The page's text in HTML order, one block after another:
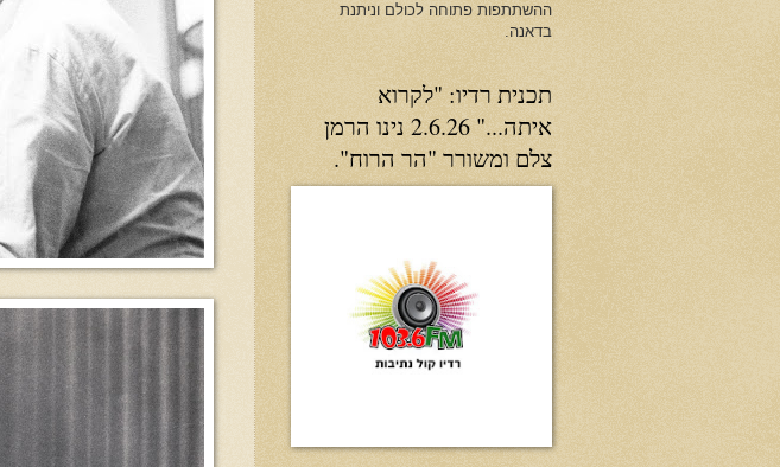
ההשתתפות פתוחה לכולם וניתנת
בדאנה.
תכנית רדיו: "לקרוא
איתה..." 2.6.26 נינו הרמן
צלם ומשורר "הר הרוח".